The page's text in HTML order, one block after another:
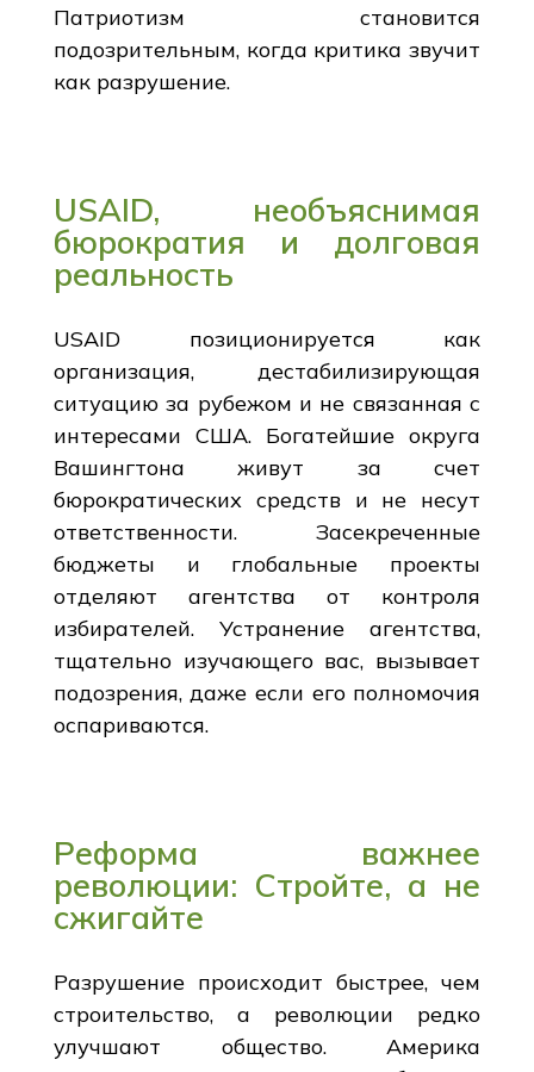
Патриотизм становится
подозрительным, когда критика звучит
как разрушение.
USAID, необъяснимая
бюрократия и долговая
реальность
USAID позиционируется как
организация, дестабилизирующая
ситуацию за рубежом и не связанная с
интересами США. Богатейшие округа
Вашингтона живут за счет
бюрократических средств и не несут
ответственности. Засекреченные
бюджеты и глобальные проекты
отделяют агентства от контроля
избирателей. Устранение агентства,
тщательно изучающего вас, вызывает
подозрения, даже если его полномочия
оспариваются.
Реформа важнее
революции: Стройте, а не
сжигайте
Разрушение происходит быстрее, чем
строительство, а революции редко
улучшают общество. Америка